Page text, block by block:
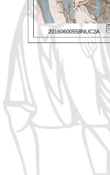
20160600558NUC2A